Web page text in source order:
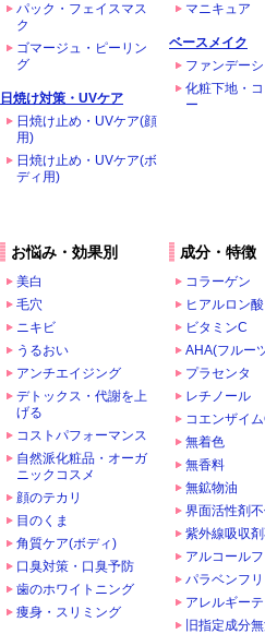
パック・フェイスマス
ク
ゴマージュ・ピーリン
グ
日焼け対策・UVケア
日焼け止め・UVケア(顔
用)
日焼け止め・UVケア(ボ
ディ用)
マニキュア
ベースメイク
ファンデー
化粧下地・
ー
お悩み・効果別
美白
毛穴
ニキビ
うるおい
アンチエイジング
デトックス・代謝を上
げる
コストパフォーマンス
自然派化粧品・オーガ
ニックコスメ
顔のテカリ
目のくま
角質ケア(ボディ)
口臭対策・口臭予防
歯のホワイトニング
痩身・スリミング
成分・特徴
コラーゲン
ヒアルロン酸
ビタミンC
AHA(フルー
プラセンタ
レチノール
コエンザイ
無着色
無香料
無鉱物油
界面活性剤
紫外線吸収
アルコール
パラベンフ
アレルギー
旧指定成分